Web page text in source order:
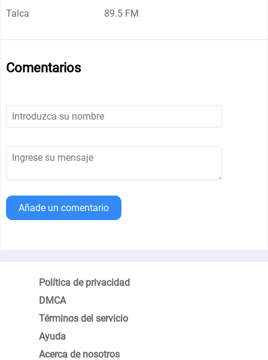
Talca 89.5 FM
Comentarios
Añade un comentario
Política de privacidad
DMCA
Términos del servicio
Ayuda
Acerca de nosotros